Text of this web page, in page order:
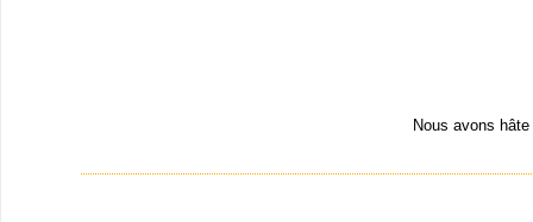
Nous avons